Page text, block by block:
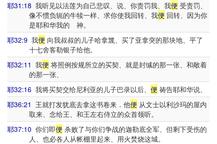
耶31:18 我听见以法莲为自己悲叹、说、你责罚我、我便 受责罚、
像不惯负轭的牛犊一样、求你使我回转、我便 回转、因为你
是耶和华我的 神。
耶32:9 我便 向我叔叔的儿子哈拿篾、买了亚拿突的那块地、平了
十七舍客勒银子给他。
耶32:11 我便 将照例按规所立的买契、就是封缄的那一张、和敞着
的那一张、
耶32:16 我将买契交给尼利亚的儿子巴录以后、 便 祷告耶和华说、
耶36:21 王就打发犹底去拿这书卷来．他便 从文士以利沙玛的屋内
取来、念给王、和王左右侍立的众首领听。
耶37:10 你们即便 杀败了与你们争战的迦勒底全军、但剩下受伤的
人、也必各人从帐棚里起来、用火焚烧这城。